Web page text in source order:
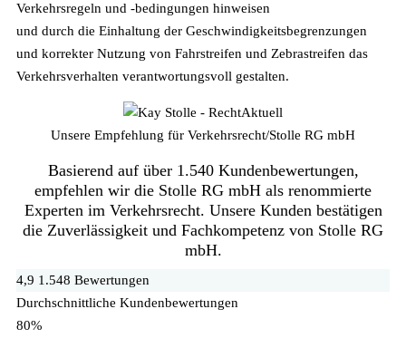
Verkehrsregeln und -bedingungen hinweisen
und durch die Einhaltung der Geschwindigkeitsbegrenzungen
und korrekter Nutzung von Fahrstreifen und Zebrastreifen das
Verkehrsverhalten verantwortungsvoll gestalten.
Unsere Empfehlung für Verkehrsrecht/Stolle RG mbH
Basierend auf über 1.540 Kundenbewertungen,
empfehlen wir die Stolle RG mbH als renommierte
Experten im Verkehrsrecht. Unsere Kunden bestätigen
die Zuverlässigkeit und Fachkompetenz von Stolle RG
mbH.
4,9 1.548 Bewertungen
Durchschnittliche Kundenbewertungen
80%